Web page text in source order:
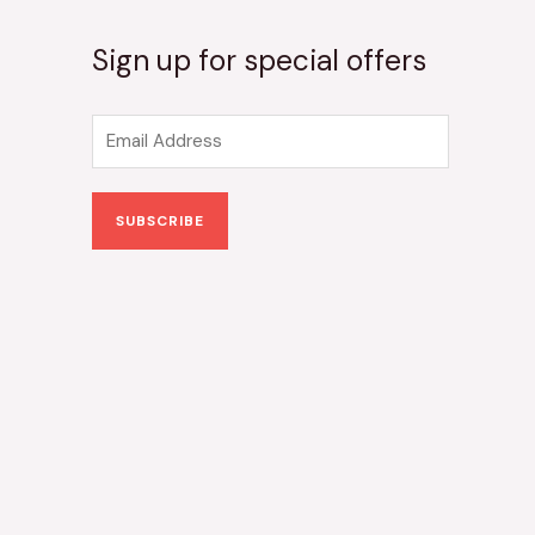
Sign up for special offers
m
a
SUBSCRIBE